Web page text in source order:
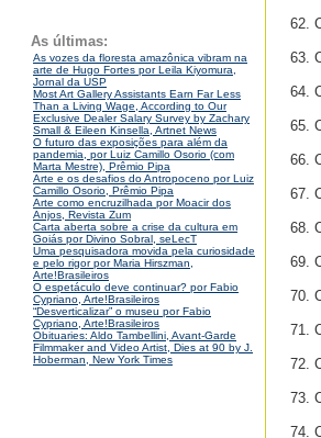
As últimas:
As vozes da floresta amazônica vibram na
arte de Hugo Fortes por Leila Kiyomura,
Jornal da USP
Most Art Gallery Assistants Earn Far Less
Than a Living Wage, According to Our
Exclusive Dealer Salary Survey by Zachary
Small & Eileen Kinsella, Artnet News
O futuro das exposições para além da
pandemia, por Luiz Camillo Osorio (com
Marta Mestre), Prêmio Pipa
Arte e os desafios do Antropoceno por Luiz
Camillo Osorio, Prêmio Pipa
Arte como encruzilhada por Moacir dos
Anjos, Revista Zum
Carta aberta sobre a crise da cultura em
Goiás por Divino Sobral, seLecT
Uma pesquisadora movida pela curiosidade
e pelo rigor por Maria Hirszman,
Arte!Brasileiros
O espetáculo deve continuar? por Fabio
Cypriano, Arte!Brasileiros
“Desverticalizar” o museu por Fabio
Cypriano, Arte!Brasileiros
Obituaries: Aldo Tambellini, Avant-Garde
Filmmaker and Video Artist, Dies at 90 by J.
Hoberman, New York Times
62.
63.
64.
65.
66.
67.
68.
69.
70.
71.
72.
73.
74.